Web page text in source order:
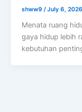
shww9 /July 6, 2026
Menata ruang
gaya hidup lebih
kebutuhan